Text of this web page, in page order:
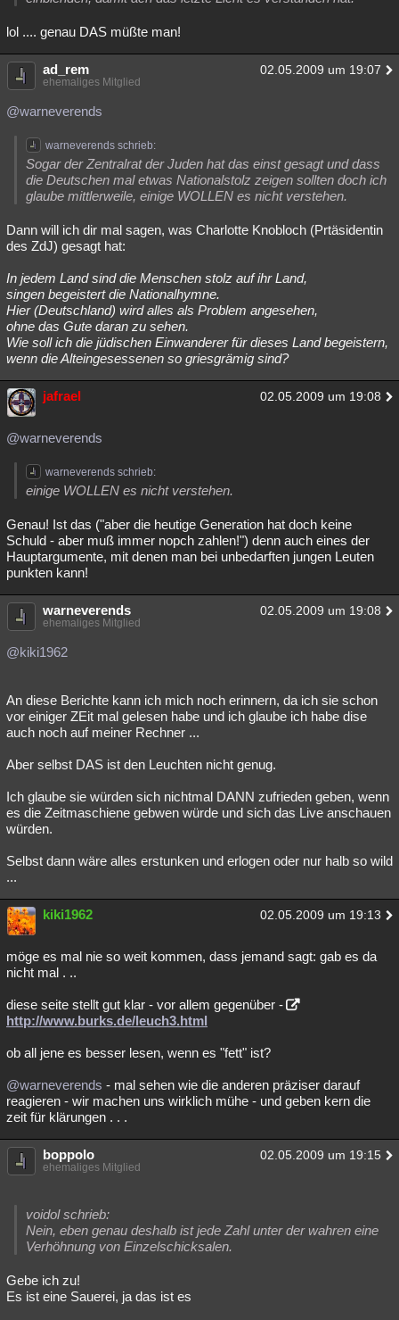
lol .... genau DAS müßte man!
ad_rem 02.05.2009 um 19:07
ehemaliges Mitglied
@warneverends
warneverends schrieb:
Sogar der Zentralrat der Juden hat das einst gesagt und dass
die Deutschen mal etwas Nationalstolz zeigen sollten doch ich
glaube mittlerweile, einige WOLLEN es nicht verstehen.
Dann will ich dir mal sagen, was Charlotte Knobloch (Prtäsidentin
des ZdJ) gesagt hat:
In jedem Land sind die Menschen stolz auf ihr Land,
singen begeistert die Nationalhymne.
Hier (Deutschland) wird alles als Problem angesehen,
ohne das Gute daran zu sehen.
Wie soll ich die jüdischen Einwanderer für dieses Land begeistern,
wenn die Alteingesessenen so griesgrämig sind?
jafrael 02.05.2009 um 19:08
@warneverends
warneverends schrieb:
einige WOLLEN es nicht verstehen.
Genau! Ist das ("aber die heutige Generation hat doch keine
Schuld - aber muß immer nopch zahlen!") denn auch eines der
Hauptargumente, mit denen man bei unbedarften jungen Leuten
punkten kann!
warneverends 02.05.2009 um 19:08
ehemaliges Mitglied
@kiki1962
An diese Berichte kann ich mich noch erinnern, da ich sie schon
vor einiger ZEit mal gelesen habe und ich glaube ich habe dise
auch noch auf meiner Rechner ...
Aber selbst DAS ist den Leuchten nicht genug.
Ich glaube sie würden sich nichtmal DANN zufrieden geben, wenn
es die Zeitmaschiene gebwen würde und sich das Live anschauen
würden.
Selbst dann wäre alles erstunken und erlogen oder nur halb so wild
...
kiki1962 02.05.2009 um 19:13
möge es mal nie so weit kommen, dass jemand sagt: gab es da
nicht mal . ..
diese seite stellt gut klar - vor allem gegenüber -
http://www.burks.de/leuch3.html
ob all jene es besser lesen, wenn es "fett" ist?
@warneverends - mal sehen wie die anderen präziser darauf
reagieren - wir machen uns wirklich mühe - und geben kern die
zeit für klärungen . . .
boppolo 02.05.2009 um 19:15
ehemaliges Mitglied
voidol schrieb:
Nein, eben genau deshalb ist jede Zahl unter der wahren eine
Verhöhnung von Einzelschicksalen.
Gebe ich zu!
Es ist eine Sauerei, ja das ist es